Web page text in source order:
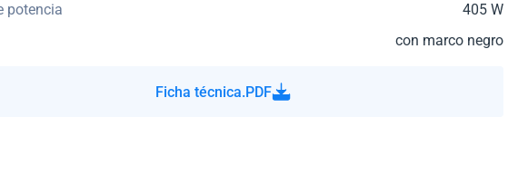
potencia
405 W
con marco negro
Ficha técnica.PDF